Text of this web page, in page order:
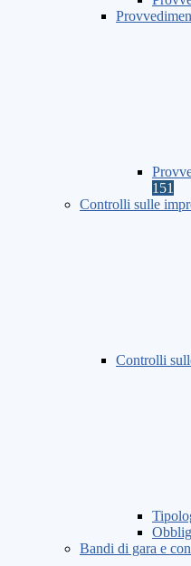
151
Controlli sulle
Controlli
Bandi di gara e